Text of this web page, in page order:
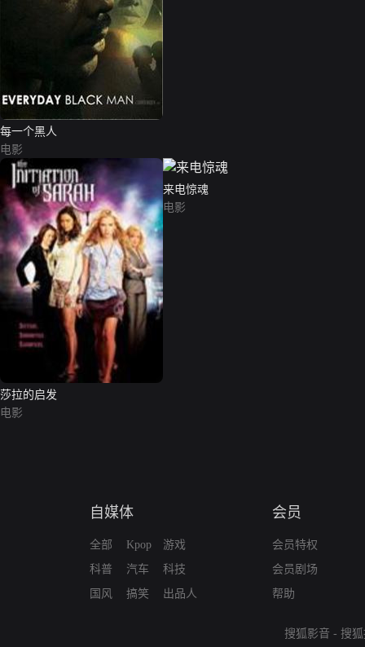
每一个黑人
电影
莎拉的启发
电影
来电惊魂
电影
自媒体
全部
科普
国风
Kpop
汽车
搞笑
游戏
科技
出品人
会员
会员特权
会员剧场
帮助
搜狐影音 - 搜